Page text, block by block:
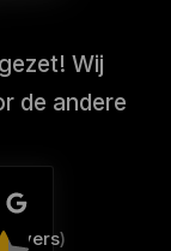
Wij
de andere
)